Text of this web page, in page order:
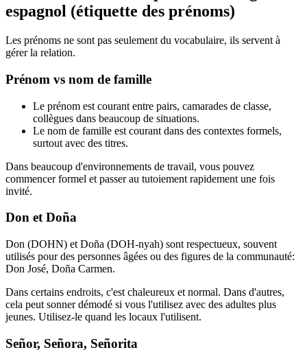
espagnol (étiquette des prénoms)
Les prénoms ne sont pas seulement du vocabulaire, ils servent à
gérer la relation.
Prénom vs nom de famille
Le prénom est courant entre pairs, camarades de classe,
collègues dans beaucoup de situations.
Le nom de famille est courant dans des contextes formels,
surtout avec des titres.
Dans beaucoup d'environnements de travail, vous pouvez
commencer formel et passer au tutoiement rapidement une fois
invité.
Don et Doña
Don (DOHN) et Doña (DOH-nyah) sont respectueux, souvent
utilisés pour des personnes âgées ou des figures de la communauté:
Don José, Doña Carmen.
Dans certains endroits, c'est chaleureux et normal. Dans d'autres,
cela peut sonner démodé si vous l'utilisez avec des adultes plus
jeunes. Utilisez-le quand les locaux l'utilisent.
Señor, Señora, Señorita